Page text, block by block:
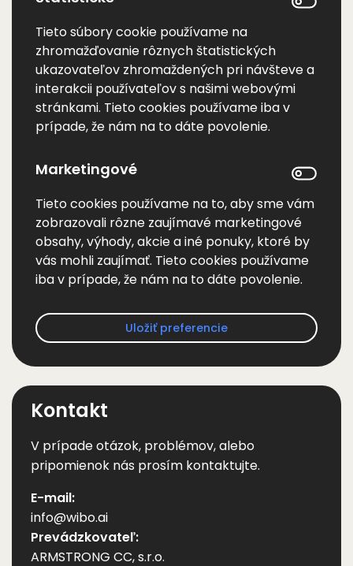
Štatistické – tieto súbory cookie
používame na zhromažďovanie rôznych
štatistických ukazovateľov
zhromaždených pri návšteve a interakcii
používateľov s našimi webovými
stránkami. Tieto cookies používame iba
používame na to, aby sme vám
zobrazovali celý rad zaujímavého
marketingového obsahu, výhod, akcií a
iných ponúk, ktoré by vás mohli zaujímať.
Tieto cookies používame iba vtedy, ak
Nie je možné vylúčiť, že niektoré
teoreticky prepojené s osobnými údajmi
používateľov, ak je používateľ
zaregistrovaný na našej platforme Wibo
prepojenia však nevytvárame.
Tieto súbory cookie používame na
zhromažďovanie rôznych štatistických
ukazovateľov zhromaždených pri návšteve a
interakcii používateľov s našimi webovými
stránkami. Tieto cookies používame iba v
prípade, že nám na to dáte povolenie.
Marketingové
Tieto cookies používame na to, aby sme vám
zobrazovali rôzne zaujímavé marketingové
obsahy, výhody, akcie a iné ponuky, ktoré by
vás mohli zaujímať. Tieto cookies používame
iba v prípade, že nám na to dáte povolenie.
Uložiť preferencie
Kontakt
V prípade otázok, problémov, alebo
pripomienok nás prosím kontaktujte.
E-mail:
info@wibo.ai
Prevádzkovateľ:
ARMSTRONG CC, s.r.o.